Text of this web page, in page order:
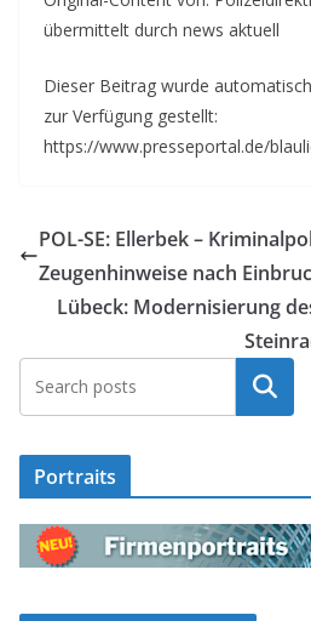
übermittelt durch news aktuell
Dieser Beitrag wurde
zur Verfügung gestellt:
https://www.presseportal.de/
POL-SE: Ellerbek –
Zeugenhinweise nach
Lübeck: Modernisierung
Suchen
Portraits